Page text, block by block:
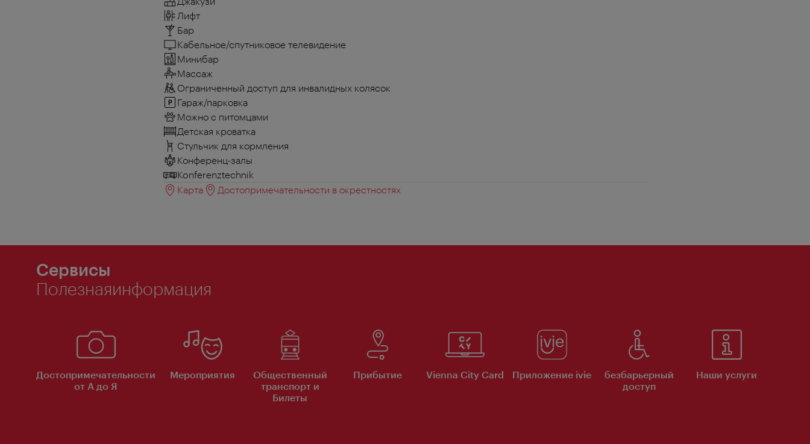
Лифт
Бар
Кабельное/спутниковое телевидение
Минибар
Массаж
Ограниченный доступ для инвалидных колясок
Гараж/парковка
Можно с питомцами
Детская кроватка
Стульчик для кормления
Конференц-залы
Konferenztechnik
Карта
Достопримечательности в окрестностях
Сервисы
Полезнаяинформация
Достопримечательности
от А до Я
Мероприятия
Общественный
транспорт и
Билеты
Прибытие Vienna City Card Приложение ivie
безбарьерный
доступ
Наши услуги